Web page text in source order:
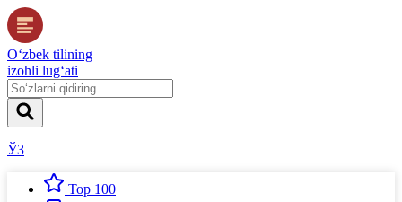
O‘zbek tilining
izohli lug‘ati
ЎЗ
Top 100